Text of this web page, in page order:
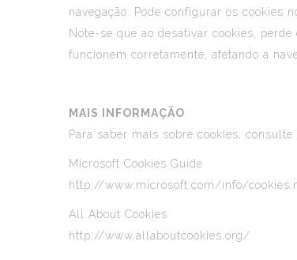
navegação. Pode configurar os cookies
Note-se que ao desativar cookies,
funcionem corretamente, afetando a
MAIS INFORMAÇÃO
Para saber mais sobre cookies,
Microsoft Cookies Guide
http://www.microsoft.com/info/
All About Cookies
http://www.allaboutcookies.org/